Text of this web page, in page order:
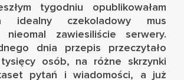
tygodniu opublikowałam
idealny czekoladowy mus
zawiesiliście serwery.
dnia przepis przeczytało
osób, na różne skrzynki
pytań i wiadomości, a już